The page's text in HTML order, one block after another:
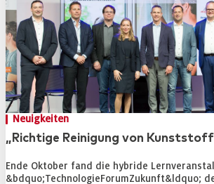
Neuigkeiten
„Richtige Reinigung von
Ende Oktober fand die hybride
&bdquo;TechnologieForumZukunft&ldquo;